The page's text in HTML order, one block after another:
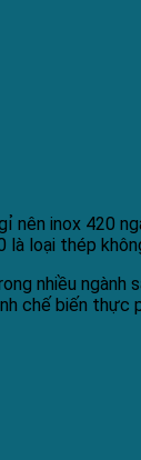
nên inox 420
là loại thép
nhiều
chế biến thực